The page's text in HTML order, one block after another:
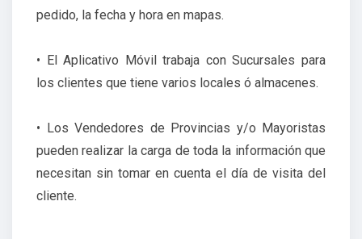
pedido, la fecha y hora en mapas.
• El Aplicativo Móvil trabaja con Sucursales para
los clientes que tiene varios locales ó almacenes.
• Los Vendedores de Provincias y/o Mayoristas
pueden realizar la carga de toda la información que
necesitan sin tomar en cuenta el día de visita del
cliente.